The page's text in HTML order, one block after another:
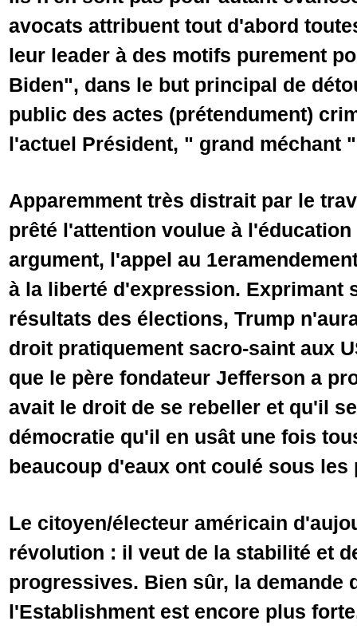
avocats attribuent tout d'abord
leur leader à des motifs purement
Biden", dans le but principal de
public des actes (prétendument)
l'actuel Président, " grand méchant
Apparemment très distrait par le
prêté l'attention voulue à
argument, l'appel au
à la liberté d'expression. Exprimant
résultats des élections, Trump
droit pratiquement sacro-saint aux
que le père fondateur Jefferson a
avait le droit de se rebeller et qu'il
démocratie qu'il en usât une fois
beaucoup d'eaux ont coulé sous
Le citoyen/électeur américain
révolution : il veut de la stabilité et
progressives. Bien sûr, la demande
l'Establishment est encore plus